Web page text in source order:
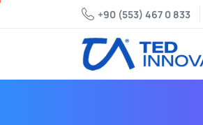
+90 (553) 467 0 833